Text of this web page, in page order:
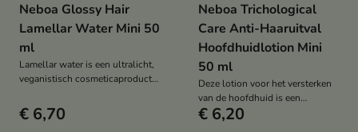
Neboa Glossy Hair
Lamellar Water Mini 50
ml
Lamellar water is een ultralicht,
veganistisch cosmeticaproduct
voor direct gladmakend effect,
een waterachtig oppervlak en
€ 6,70
Neboa Trichological
Care Anti-Haaruitval
Hoofdhuidlotion Mini
50 ml
Deze lotion voor het versterken
van de hoofdhuid is een
natuurlijke, veganistische
€ 6,20